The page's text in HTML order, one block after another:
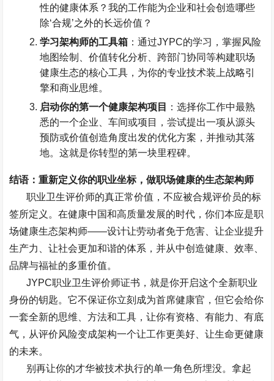
性的健康体系？我的工作能为企业和社会创造哪些
除‘合规’之外的长远价值？
学习架构师的工具箱 ：通过JYPC的学习，掌握风险
地图绘制、价值转化分析、跨部门协同等构建职场
健康生态的核心工具，为你的专业技术装上战略引
擎和商业思维。
启动你的第一个健康架构项目
：选择你工作中最熟
悉的一个企业、车间或项目，尝试提出一项从源头
预防或价值创造角度出发的优化方案，并推动其落
地。这就是你转型的第一块里程碑。
结语：重新定义你的职业坐标，做职场健康的生态架构师
职业卫生评价师的真正常价值，不应被合规评价员的标
签所定义。在健康中国和高质量发展的时代，你们本应是职
场健康生态架构师——设计让劳动者免于危害、让企业提升
生产力、让社会更加和谐的体系，并从中创造健康、效率、
品牌与福祉的多重价值。
JYPC职业卫生评价师证书，就是你开启这个全新职业
身份的钥匙。它不保证你立刻成为首席健康官，但它会给你
一套全新的思维、方法和工具，让你有资格、有能力、有底
气，从评价风险变成架构一个让工作更美好、让生命更健康
的未来。
别再让你的才华被技术执行的单一角色所埋没。拿起